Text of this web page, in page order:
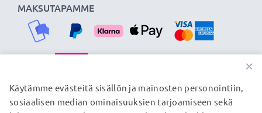
MAKSUTAPAMME
TOIMITUSKUMPPANIMME
×
Käytämme evästeitä sisällön ja mainosten personointiin,
sosiaalisen median ominaisuuksien tarjoamiseen sekä